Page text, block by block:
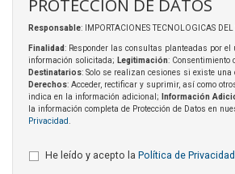
PROTECCIÓN DE DATOS
Responsable: IMPORTACIONES TECNOLOGICAS DEL
Finalidad: Responder las consultas planteadas por el
información solicitada; Legitimación: Consentimiento
Destinatarios: Solo se realizan cesiones si existe una
Derechos: Acceder, rectificar y suprimir, así como
indica en la información adicional;
Información
la información completa de Protección de Datos en
Privacidad
He leído y acepto la Política de Privacidad